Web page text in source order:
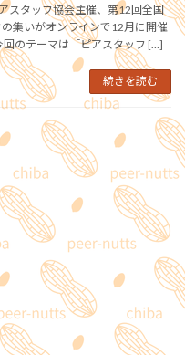
スタッフ協会主催、第12回全国
集いがオンラインで12月に開催
回のテーマは「ピアスタッフ […]
続きを読む